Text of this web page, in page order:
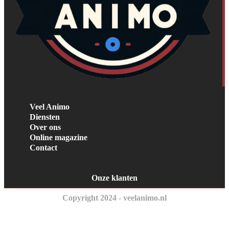
Veel Animo
Diensten
Over ons
Online magazine
Contact
Onze klanten
Copyright 2024 - veelanimo.nl